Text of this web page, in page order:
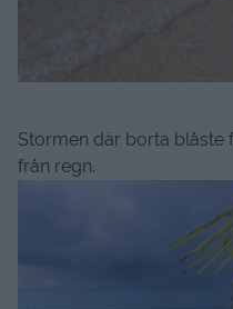
Stormen där borta blåste
från regn.